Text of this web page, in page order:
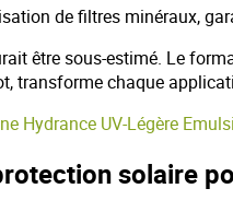
de filtres minéraux,
être sous-estimé. Le
transforme chaque
Hydrance UV-Légère
solaire